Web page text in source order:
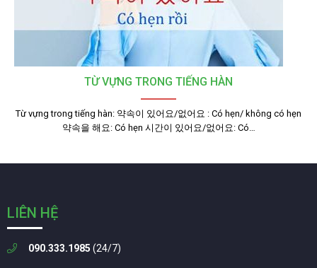
TỪ VỰNG TRONG TIẾNG HÀN
Từ vựng trong tiếng hàn: 약속이 있어요/없어요 : Có hẹn/ không có hẹn
약속을 해요: Có hẹn 시간이 있어요/없어요: Có…
LIÊN HỆ
090.333.1985 (24/7)